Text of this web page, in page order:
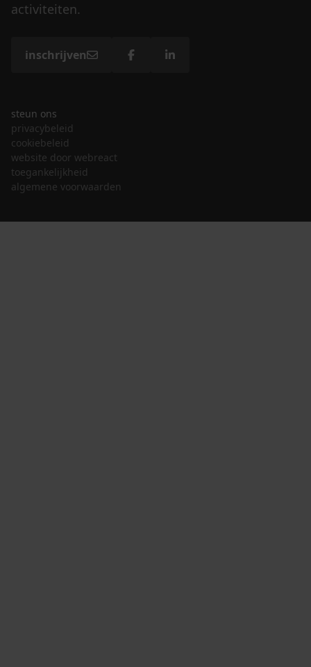
activiteiten.
inschrijven
steun ons
privacybeleid
cookiebeleid
website door webreact
toegankelijkheid
algemene voorwaarden